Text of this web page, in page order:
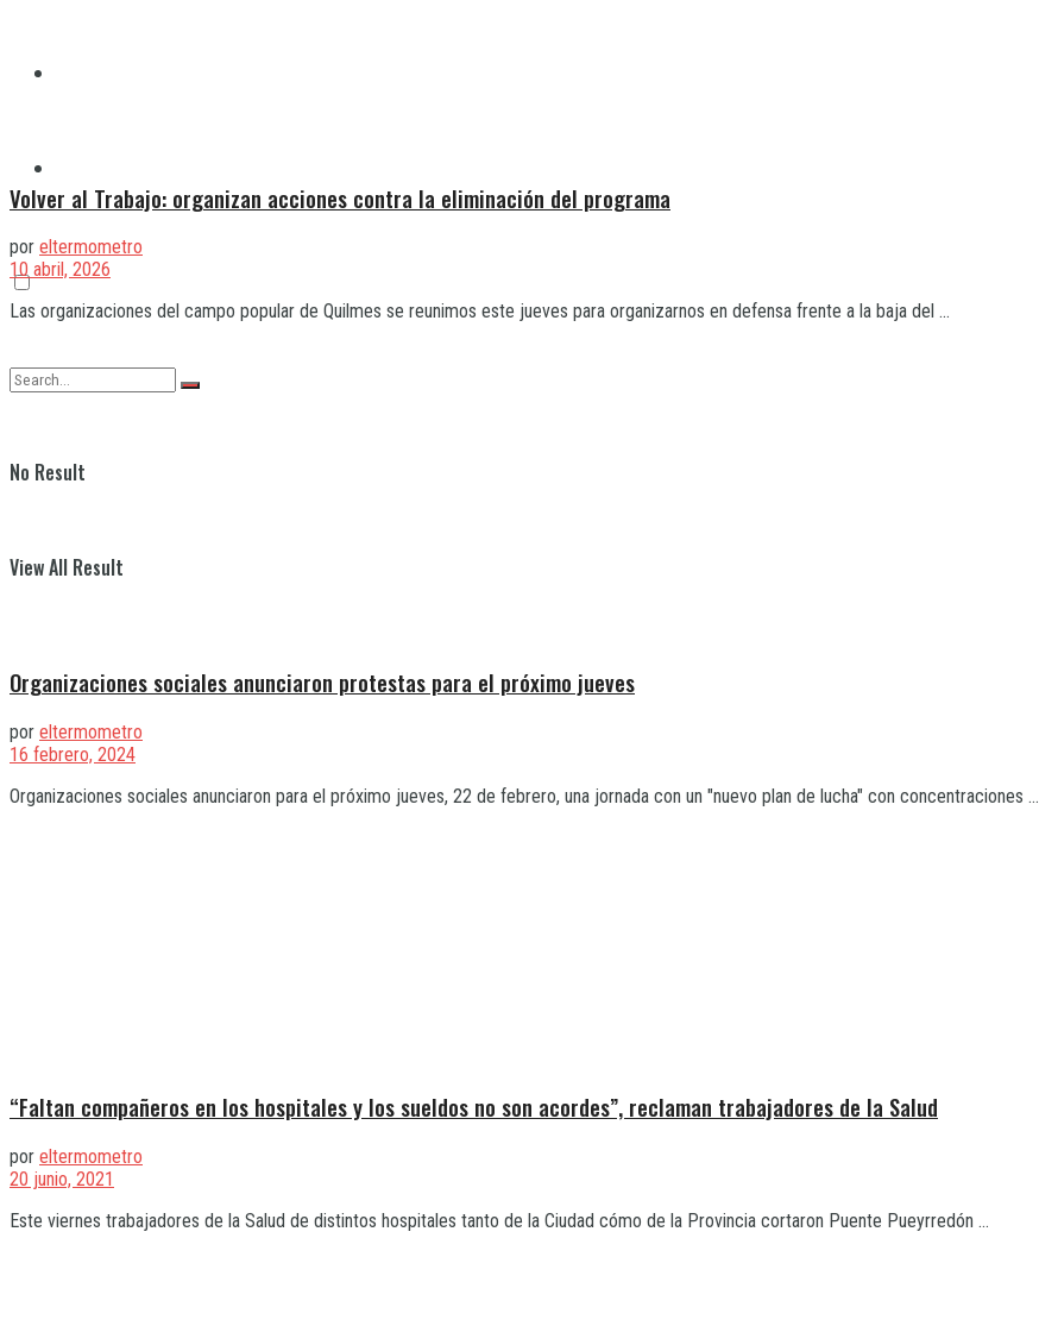
No Result
View All Result
Volver al Trabajo: organizan acciones contra la eliminación del programa
por eltermometro
10 abril, 2026
Las organizaciones del campo popular de Quilmes se reunimos este jueves para organizarnos en defensa frente a la baja del ...
Organizaciones sociales anunciaron protestas para el próximo jueves
por eltermometro
16 febrero, 2024
Organizaciones sociales anunciaron para el próximo jueves, 22 de febrero, una jornada con un "nuevo plan de lucha" con concentraciones ...
“Faltan compañeros en los hospitales y los sueldos no son acordes”, reclaman trabajadores de la Salud
por eltermometro
20 junio, 2021
Este viernes trabajadores de la Salud de distintos hospitales tanto de la Ciudad cómo de la Provincia cortaron Puente Pueyrredón ...